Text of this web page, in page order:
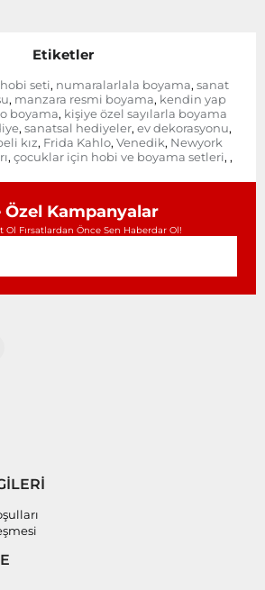
Etiketler
seti, numaralarlala boyama, sanat
, manzara resmi boyama, kendin yap
boyama, kişiye özel sayılarla boyama
, sanatsal hediyeler, ev dekorasyonu,
kız, Frida Kahlo, Venedik, Newyork
, çocuklar için hobi ve boyama setleri, ,
Özel Kampanyalar
Ol Fırsatlardan Önce Sen Haberdar Ol!